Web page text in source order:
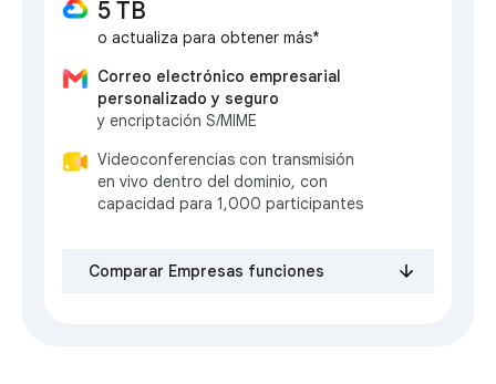
5 TB
o actualiza para obtener más*
Correo electrónico empresarial
personalizado y seguro
y encriptación S/MIME
Videoconferencias con transmisión
en vivo dentro del dominio, con
capacidad para 1,000 participantes
Comparar Empresas funciones